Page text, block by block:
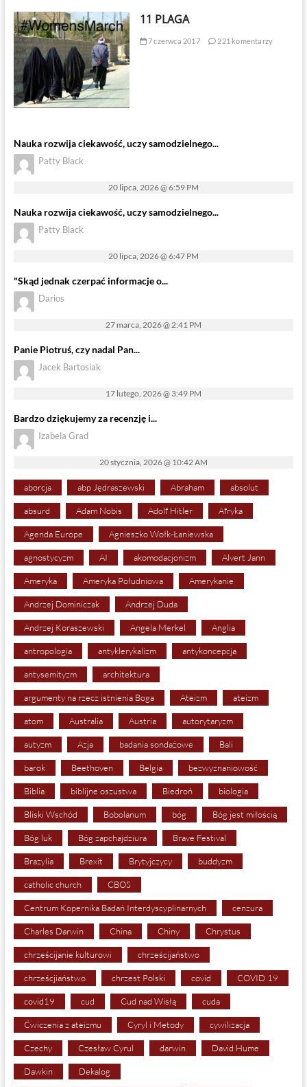
11 PLAGA
7 czerwca 2017 221 komentarzy
Nauka rozwija ciekawość, uczy samodzielnego...
Patty Black
20 lipca, 2026 @ 6:59 PM
Nauka rozwija ciekawość, uczy samodzielnego...
Patty Black
20 lipca, 2026 @ 6:47 PM
"Skąd jednak czerpać informacje o...
Darios
27 marca, 2026 @ 2:41 PM
Panie Piotruś, czy nadal Pan...
Jacek Bartosiak
17 lutego, 2026 @ 3:49 PM
Bardzo dziękujemy za recenzję i...
Izabela Grad
20 stycznia, 2026 @ 10:42 AM
aborcja abp Jędraszewski Abraham absolut
absurd Adam Nobis Adolf Hitler Afryka
Agenda Europe Agnieszko Wołk-Łaniewska
agnostycyzm AI akomodacjonizm Alvert Jann
Ameryka Ameryka Południowa Amerykanie
Andrzej Dominiczak Andrzej Duda
Andrzej Koraszewski Angela Merkel Anglia
antropologia antyklerykalizm antykoncepcja
antysemityzm architektura
argumenty na rzecz istnienia Boga Ateizm ateizm
atom Australia Austria autorytaryzm
autyzm Azja badania sondażowe Bali
barok Beethoven Belgia bezwyznaniowość
Biblia biblijne oszustwa Biedroń biologia
Bliski Wschód Bobolanum bóg Bóg jest miłością
Bóg luk Bóg zapchajdziura Brave Festival
Brazylia Brexit Brytyjczycy buddyzm
catholic church CBOS
Centrum Kopernika Badań Interdyscyplinarnych cenzura
Charles Darwin China Chiny Chrystus
chrześcijanie kulturowi chrześcijaństwo
chrześcjiaństwo chrzest Polski covid COVID 19
covid19 cud Cud nad Wisłą cuda
Ćwiczenia z ateizmu Cyryl i Metody cywilizacja
Czechy Czesław Cyrul darwin David Hume
Dawkin Dekalog